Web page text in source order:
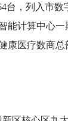
台， 列入市数
能计算中心一
康医疗数商总